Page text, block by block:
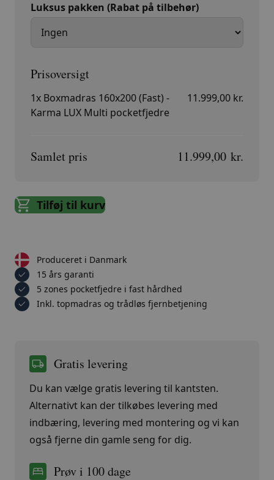
Luksus pakken (Rabat på tilbehør)
1x Boxmadras 160x200 (Fast) -
Karma LUX Multi pocketfjedre
11.999,00 kr.
Samlet pris 11.999,00 kr.
Tilføj til kurv
Produceret i Danmark
15 års garanti
5 zones pocketfjedre i fast hårdhed
Inkl. topmadras og trådløs fjernbetjening
Gratis levering
Du kan vælge gratis levering til kantsten.
Alternativt kan der tilkøbes levering med
indbæring, levering med montering og vi kan
også fjerne din gamle seng for dig.
Prøv i 100 dage